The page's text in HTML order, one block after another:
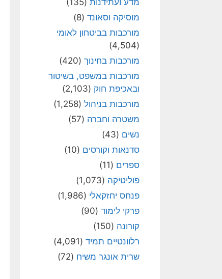
מדע ועתידנות (135)
מוסיקה וסאונד (8)
מורכבות בביטחון לאומי
(4,504)
מורכבות בחינוך (420)
מורכבות במשפט, בשיטור
ובאכיפת חוק (2,103)
מורכבות בניהול (1,258)
משטרה וחברה (57)
נשים (43)
סדנאות וקורסים (10)
ספרים (11)
פוליטיקה (1,073)
פנחס יחזקאלי (1,986)
פרקי לימוד (90)
קורונה (150)
רלוונטיים תמיד (4,091)
שרית אונגר משיח (72)